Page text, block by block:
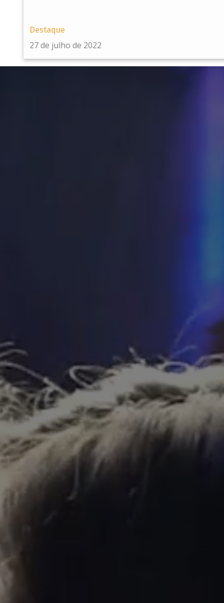
Destaque
27 de julho de 2022